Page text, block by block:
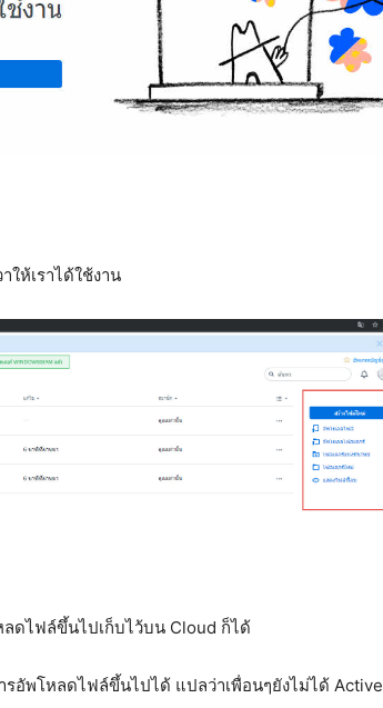
ให้เราได้ใช้งาน
ลดไฟล์ขึ้นไปเก็บไว้บน Cloud ก็ได้
รอัพโหลดไฟล์ขึ้นไปได้ แปลว่าเพื่อนๆยังไม่ได้ Active